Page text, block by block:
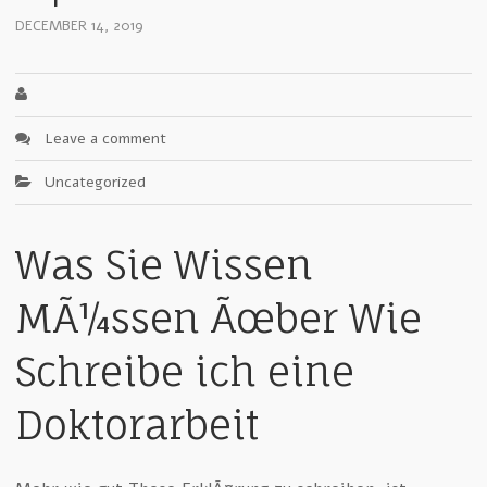
DECEMBER 14, 2019
Leave a comment
Uncategorized
Was Sie Wissen
MÃ¼ssen Ãœber Wie
Schreibe ich eine
Doktorarbeit